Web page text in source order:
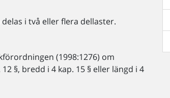
i två eller flera dellaster.
(1998:1276) om
§, bredd i 4 kap. 15 § eller längd i 4